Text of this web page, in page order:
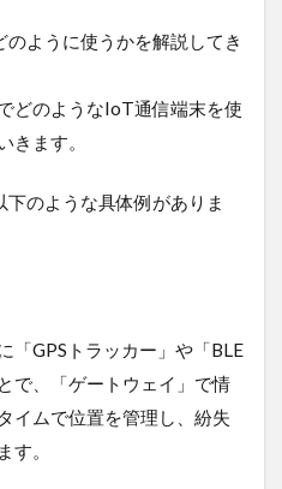
ように使うかを解説してき
どのようなIoT通信端末を使
きます。
のような具体例がありま
「GPSトラッカー」や「BLE
で、「ゲートウェイ」で情
イムで位置を管理し、紛失
す。